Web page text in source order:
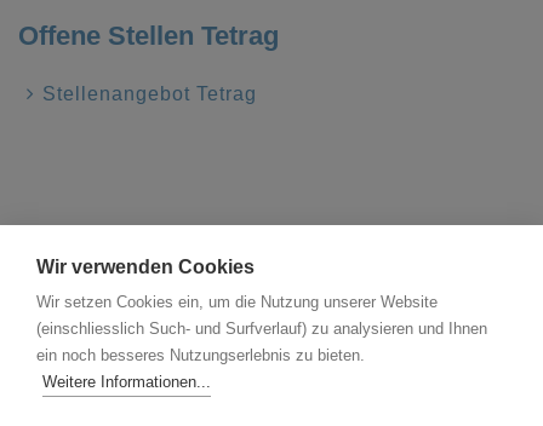
Offene Stellen Tetrag
Stellenangebot Tetrag
Wir verwenden Cookies
Wir setzen Cookies ein, um die Nutzung unserer Website
(einschliesslich Such- und Surfverlauf) zu analysieren und Ihnen
ein noch besseres Nutzungserlebnis zu bieten.
Weitere Informationen...